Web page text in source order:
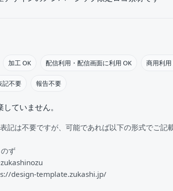
加工 OK 配信利用・配信画面に利用 OK 商用利用
記不要 報告不要
ていません。
記は不要ですが、可能であれば以下の形式でご記
ず
design-template.zukashi.jp/